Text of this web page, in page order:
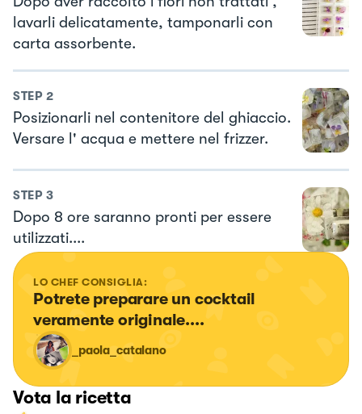
lavarli delicatamente, tamponarli con
carta assorbente.
STEP 2
Posizionarli nel contenitore del ghiaccio.
Versare l' acqua e mettere nel frizzer.
STEP 3
Dopo 8 ore saranno pronti per essere
utilizzati....
LO CHEF CONSIGLIA:
Potrete preparare un cocktail
veramente originale....
_paola_catalano
Vota la ricetta